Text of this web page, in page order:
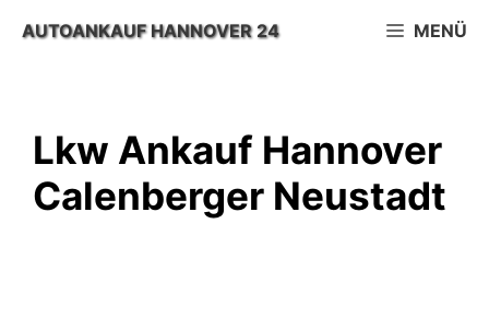
InhaltAUTOANKAUF HANNOVER 24 MENÜ
Lkw Ankauf Hannover
Calenberger Neustadt